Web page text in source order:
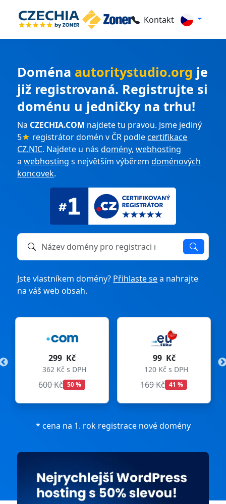
Kontakt
Doména autoritystudio.org je
již registrovaná. Registrujte si
doménu u jedničky na trhu!
Na CZECHIA.COM najdete tu pravou. Jsme jediný
5★ registrátor domén v ČR podlecertifikace
CZ.NIC. Najdete u násdomény,webhosting
awebhosting s největším výběremdoménových
koncovek.
Název domény k registraci nebo převodu
Jste vlastníkem domény? Přihlaste sea nahrajte
na váš web obsah.
299 Kč
362 Kč s DPH
600 Kč 50 %
99 Kč
120 Kč s DPH
169 Kč 41 %
* cena na 1. rok registrace nové domény